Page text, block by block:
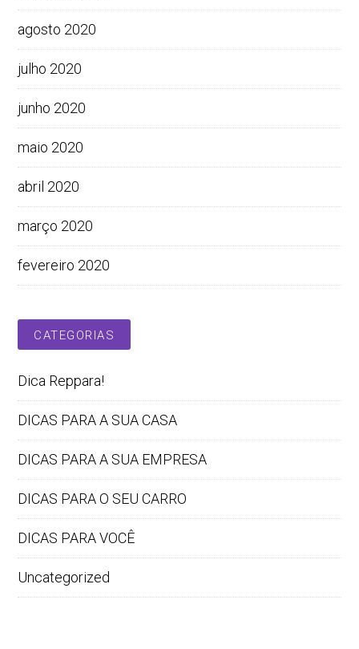
agosto 2020
julho 2020
junho 2020
maio 2020
abril 2020
março 2020
fevereiro 2020
CATEGORIAS
Dica Reppara!
DICAS PARA A SUA CASA
DICAS PARA A SUA EMPRESA
DICAS PARA O SEU CARRO
DICAS PARA VOCÊ
Uncategorized